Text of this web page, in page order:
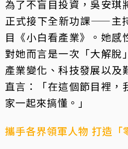
為了不盲目投資，吳安琪
正式接下全新功課——主
目《小白看產業》。她感
對她而言是一次「大解脫
產業變化、科技發展以及
直言：「在這個節目裡，
家一起來搞懂。」
攜手各界領軍人物 打造「